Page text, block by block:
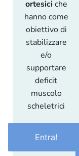
ortesiciche
hanno come
obiettivo di
stabilizzare
e/o
supportare
deficit
muscolo
scheletrici
Entra!